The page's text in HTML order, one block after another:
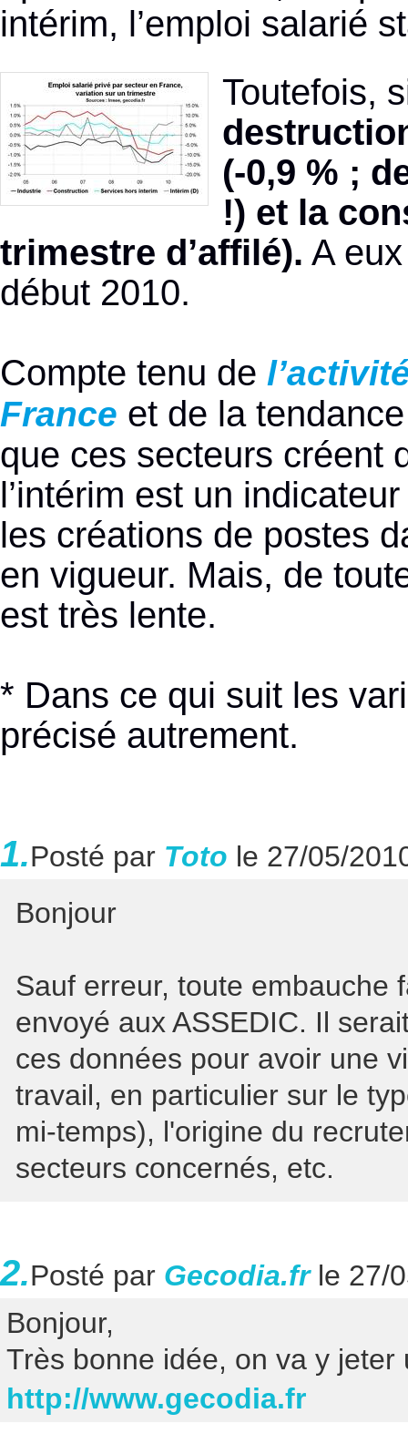
intérim, l’emploi salarié
Toutefois,
(-0,9 % ;
!) et la
trimestre d’affilé). A
début 2010.
Compte tenu de
France et de la
que ces secteurs créent
l’intérim est un
les créations de postes
en vigueur. Mais, de
est très lente.
* Dans ce qui suit les
précisé autrement.
1.Posté par Toto le 27/05/
Bonjour
Sauf erreur, toute embauche
envoyé aux ASSEDIC. Il
ces données pour avoir une
travail, en particulier sur le
mi-temps), l'origine du
secteurs concernés, etc.
2.Posté par Gecodia.fr le 27/
Bonjour,
Très bonne idée, on va y jeter
http://www.gecodia.fr